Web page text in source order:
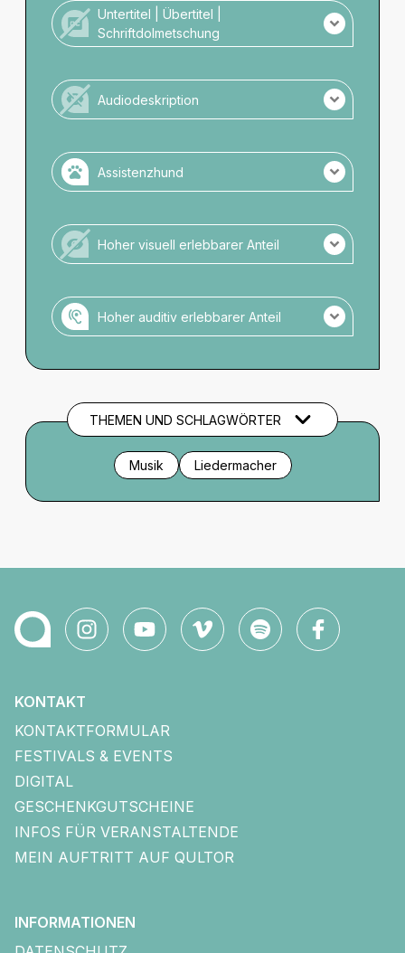
Untertitel | Übertitel |
Schriftdolmetschung
Audiodeskription
Assistenzhund
Zugelassene Räume: Die Hunde dürfen mit in
Hoher visuell erlebbarer Anteil
Hoher auditiv erlebbarer Anteil
THEMEN UND SCHLAGWÖRTER
Musik Liedermacher
KONTAKT
KONTAKTFORMULAR
FESTIVALS & EVENTS
DIGITAL
GESCHENKGUTSCHEINE
INFOS FÜR VERANSTALTENDE
MEIN AUFTRITT AUF QULTOR
INFORMATIONEN